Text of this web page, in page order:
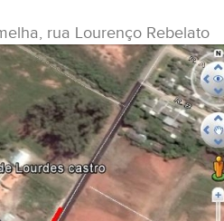
rua Lourenço Rebelato